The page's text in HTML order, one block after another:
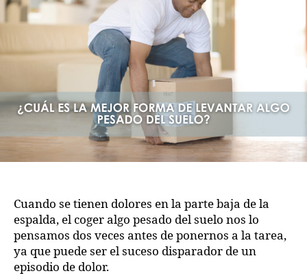
Cuando se tienen dolores en la parte baja de la
espalda, el coger algo pesado del suelo nos lo
pensamos dos veces antes de ponernos a la tarea,
ya que puede ser el suceso disparador de un
episodio de dolor.